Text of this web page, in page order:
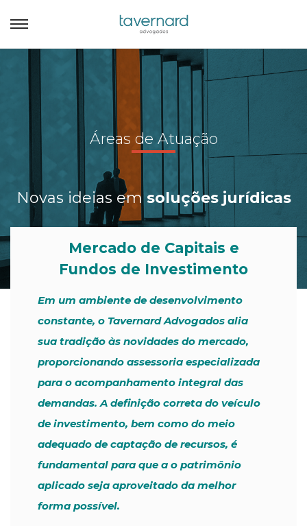
Áreas de Atuação
Novas ideias emsoluções jurídicas
Mercado de Capitais e
Fundos de Investimento
Em um ambiente de desenvolvimento
constante, o Tavernard Advogados alia
sua tradição às novidades do mercado,
proporcionando assessoria especializada
para o acompanhamento integral das
demandas. A definição correta do veículo
de investimento, bem como do meio
adequado de captação de recursos, é
fundamental para que a o patrimônio
aplicado seja aproveitado da melhor
forma possível.